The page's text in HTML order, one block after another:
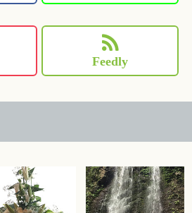
Feedly